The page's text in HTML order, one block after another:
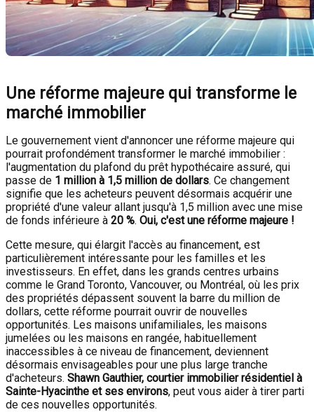
Une réforme majeure qui transforme le
marché immobilier
Le gouvernement vient d'annoncer une réforme majeure qui
pourrait profondément transformer le marché immobilier :
l'augmentation du plafond du prêt hypothécaire assuré, qui
passe de 1 million à 1,5 million de dollars. Ce changement
signifie que les acheteurs peuvent désormais acquérir une
propriété d'une valeur allant jusqu'à 1,5 million avec une mise
de fonds inférieure à 20 %. Oui, c'est une réforme majeure !
Cette mesure, qui élargit l'accès au financement, est
particulièrement intéressante pour les familles et les
investisseurs. En effet, dans les grands centres urbains
comme le Grand Toronto, Vancouver, ou Montréal, où les prix
des propriétés dépassent souvent la barre du million de
dollars, cette réforme pourrait ouvrir de nouvelles
opportunités. Les maisons unifamiliales, les maisons
jumelées ou les maisons en rangée, habituellement
inaccessibles à ce niveau de financement, deviennent
désormais envisageables pour une plus large tranche
d'acheteurs. Shawn Gauthier, courtier immobilier résidentiel à
Sainte-Hyacinthe et ses environs, peut vous aider à tirer parti
de ces nouvelles opportunités.